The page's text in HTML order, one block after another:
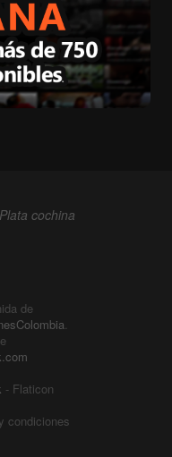
cochina
de
.
- Flaticon
condiciones